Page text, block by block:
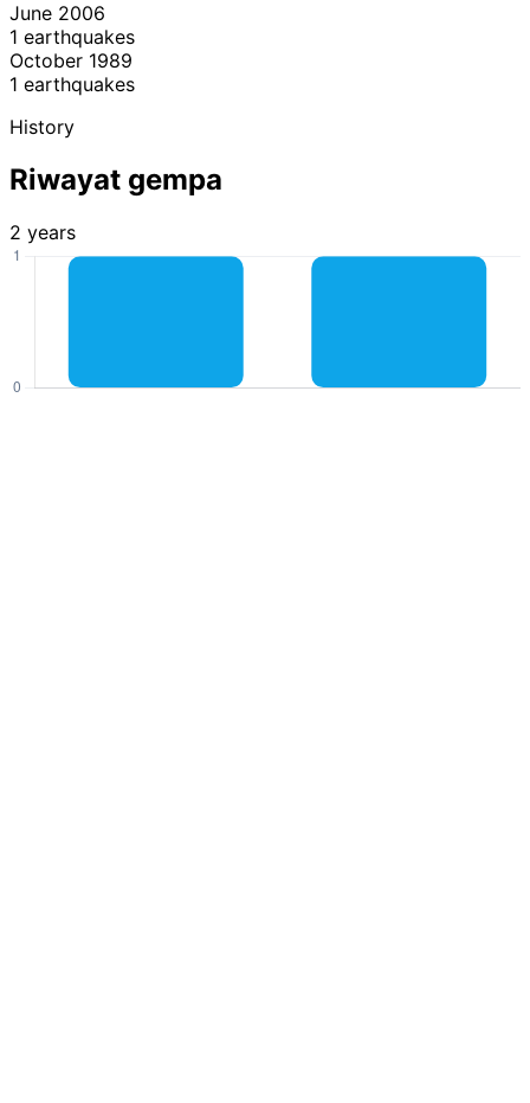
June 2006
1 earthquakes
October 1989
1 earthquakes
History
Riwayat gempa
2 years